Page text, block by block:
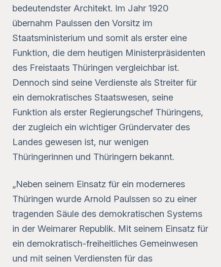
bedeutendster Architekt. Im Jahr 1920
übernahm Paulssen den Vorsitz im
Staatsministerium und somit als erster eine
Funktion, die dem heutigen Ministerpräsidenten
des Freistaats Thüringen vergleichbar ist.
Dennoch sind seine Verdienste als Streiter für
ein demokratisches Staatswesen, seine
Funktion als erster Regierungschef Thüringens,
der zugleich ein wichtiger Gründervater des
Landes gewesen ist, nur wenigen
Thüringerinnen und Thüringern bekannt.
„Neben seinem Einsatz für ein moderneres
Thüringen wurde Arnold Paulssen so zu einer
tragenden Säule des demokratischen Systems
in der Weimarer Republik. Mit seinem Einsatz für
ein demokratisch-freiheitliches Gemeinwesen
und mit seinen Verdiensten für das